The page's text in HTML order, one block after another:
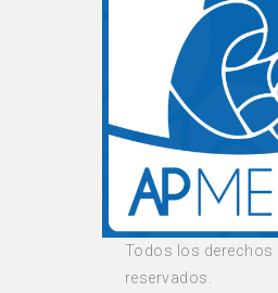
Todos los derechos
reservados.